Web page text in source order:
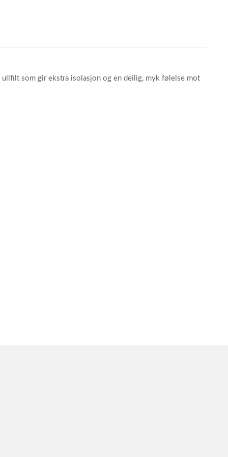
ullfilt som gir ekstra isolasjon og en deilig, myk følelse mot